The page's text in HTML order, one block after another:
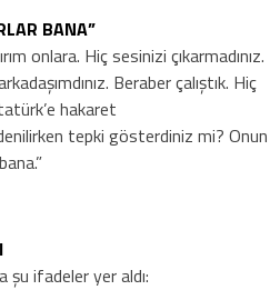
BANA”
onlara. Hiç sesinizi çıkarmadınız.
Beraber çalıştık. Hiç
hakaret
tepki gösterdiniz mi? Onun
şu ifadeler yer aldı: